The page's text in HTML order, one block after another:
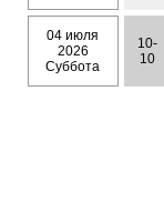
04 июля
2026
Суббота
10-
10